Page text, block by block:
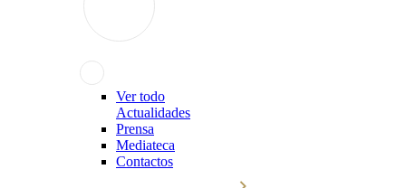
Ver todo
Actualidades
Prensa
Mediateca
Contactos